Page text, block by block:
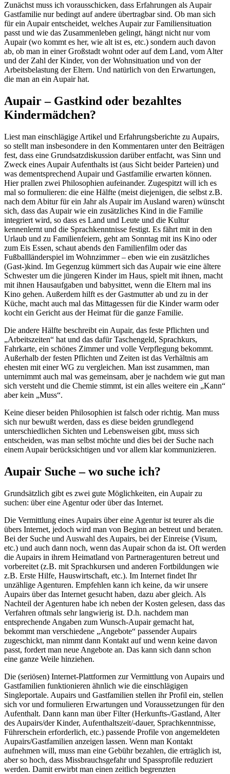
Zunächst muss ich vorausschicken, dass Erfahrungen als Aupair
Gastfamilie nur bedingt auf andere übertragbar sind. Ob man sich
für ein Aupair entscheidet, welches Aupair zur Familiensituation
passt und wie das Zusammenleben gelingt, hängt nicht nur vom
Aupair (wo kommt es her, wie alt ist es, etc.) sondern auch davon
ab, ob man in einer Großstadt wohnt oder auf dem Land, vom Alter
und der Zahl der Kinder, von der Wohnsituation und von der
Arbeitsbelastung der Eltern. Und natürlich von den Erwartungen,
die man an ein Aupair hat.
Aupair – Gastkind oder bezahltes
Kindermädchen?
Liest man einschlägige Artikel und Erfahrungsberichte zu Aupairs,
so stellt man insbesondere in den Kommentaren unter den Beiträgen
fest, dass eine Grundsatzdiskussion darüber entfacht, was Sinn und
Zweck eines Aupair Aufenthalts ist (aus Sicht beider Parteien) und
was dementsprechend Aupair und Gastfamilie erwarten können.
Hier prallen zwei Philosophien aufeinander. Zugespitzt will ich es
mal so formulieren: die eine Hälfte (meist diejenigen, die selbst z.B.
nach dem Abitur für ein Jahr als Aupair im Ausland waren) wünscht
sich, dass das Aupair wie ein zusätzliches Kind in die Familie
integriert wird, so dass es Land und Leute und die Kultur
kennenlernt und die Sprachkenntnisse festigt. Es fährt mit in den
Urlaub und zu Familienfeiern, geht am Sonntag mit ins Kino oder
zum Eis Essen, schaut abends den Familienfilm oder das
Fußballländerspiel im Wohnzimmer – eben wie ein zusätzliches
(Gast-)kind. Im Gegenzug kümmert sich das Aupair wie eine ältere
Schwester um die jüngeren Kinder im Haus, spielt mit ihnen, macht
mit ihnen Hausaufgaben und babysittet, wenn die Eltern mal ins
Kino gehen. Außerdem hilft es der Gastmutter ab und zu in der
Küche, macht auch mal das Mittagessen für die Kinder warm oder
kocht ein Gericht aus der Heimat für die ganze Familie.
Die andere Hälfte beschreibt ein Aupair, das feste Pflichten und
„Arbeitszeiten“ hat und das dafür Taschengeld, Sprachkurs,
Fahrkarte, ein schönes Zimmer und volle Verpflegung bekommt.
Außerhalb der festen Pflichten und Zeiten ist das Verhältnis am
ehesten mit einer WG zu vergleichen. Man isst zusammen, man
unternimmt auch mal was gemeinsam, aber je nachdem wie gut man
sich versteht und die Chemie stimmt, ist ein alles weitere ein „Kann“
aber kein „Muss“.
Keine dieser beiden Philosophien ist falsch oder richtig. Man muss
sich nur bewußt werden, dass es diese beiden grundlegend
unterschiedlichen Sichten und Lebensweisen gibt, muss sich
entscheiden, was man selbst möchte und dies bei der Suche nach
einem Aupair berücksichtigen und vor allem klar kommunizieren.
Aupair Suche – wo suche ich?
Grundsätzlich gibt es zwei gute Möglichkeiten, ein Aupair zu
suchen: über eine Agentur oder über das Internet.
Die Vermittlung eines Aupairs über eine Agentur ist teurer als die
übers Internet, jedoch wird man von Beginn an betreut und beraten.
Bei der Suche und Auswahl des Aupairs, bei der Einreise (Visum,
etc.) und auch dann noch, wenn das Aupair schon da ist. Oft werden
die Aupairs in ihrem Heimatland von Partneragenturen betreut und
vorbereitet (z.B. mit Sprachkursen und anderen Fortbildungen wie
z.B. Erste Hilfe, Hauswirtschaft, etc.). Im Internet findet Ihr
unzählige Agenturen. Empfehlen kann ich keine, da wir unsere
Aupairs über das Internet gesucht haben, dazu aber gleich. Als
Nachteil der Agenturen habe ich neben der Kosten gelesen, dass das
Verfahren oftmals sehr langwierig ist. D.h. nachdem man
entsprechende Angaben zum Wunsch-Aupair gemacht hat,
bekommt man verschiedene „Angebote“ passender Aupairs
zugeschickt, man nimmt dann Kontakt auf und wenn keine davon
passt, fordert man neue Angebote an. Das kann sich dann schon
eine ganze Weile hinziehen.
Die (seriösen) Internet-Plattformen zur Vermittlung von Aupairs und
Gastfamilien funktionieren ähnlich wie die einschlägigen
Singleportale. Aupairs und Gastfamilien stellen ihr Profil ein, stellen
sich vor und formulieren Erwartungen und Voraussetzungen für den
Aufenthalt. Dann kann man über Filter (Herkunfts-/Gastland, Alter
des Aupairs/der Kinder, Aufenthaltszeit/-dauer, Sprachkenntnisse,
Führerschein erforderlich, etc.) passende Profile von angemeldeten
Aupairs/Gastfamilien anzeigen lassen. Wenn man Kontakt
aufnehmen will, muss man eine Gebühr bezahlen, die erträglich ist,
aber so hoch, dass Missbrauchsgefahr und Spassprofile reduziert
werden. Damit erwirbt man einen zeitlich begrenzten